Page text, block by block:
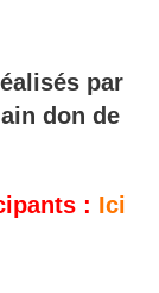
par
don de
: Ici